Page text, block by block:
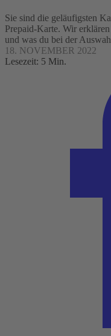
Sie sind die geläufigsten
Prepaid-Karte. Wir
und was du bei der
18. NOVEMBER 2022
Lesezeit: 5 Min.